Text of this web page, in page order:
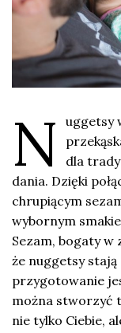
N
uggetsy
dla
dania. Dzięki
chrupiącym
wybornym
Sezam, bogaty w
że nuggetsy
przygotowanie
można stworzyć
nie tylko Ciebie,